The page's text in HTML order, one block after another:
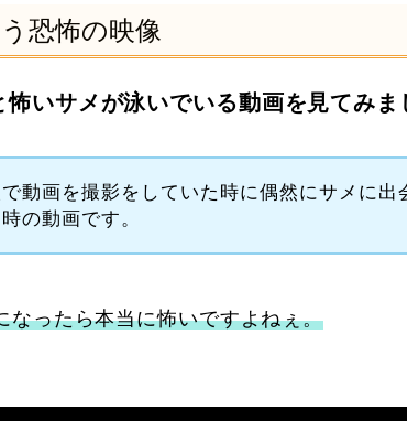
恐怖の映像
いサメが泳いでいる動画を見てみま
動画を撮影をしていた時に偶然にサメに出
の動画です。
なったら本当に怖いですよねぇ。